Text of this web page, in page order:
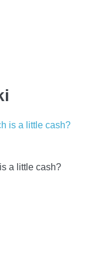
a little cash?​